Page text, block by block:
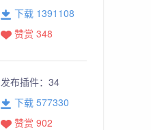
下载 1391108
赞赏 348
发布插件： 34
下载 577330
赞赏 902